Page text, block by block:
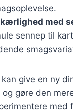
med
sennep til
give en ny
gøre den
med